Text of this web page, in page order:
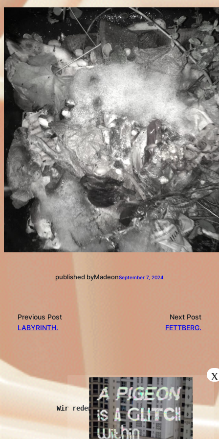
published byMadeonSeptember 7, 2024
Previous Post
LABYRINTH.
Next Post
FETTBERG.
kopróchoma
Wir reden auch mit Schaben.